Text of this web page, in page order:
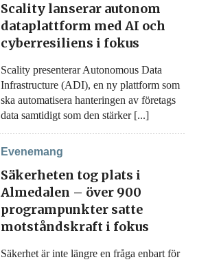
Scality lanserar autonom
dataplattform med AI och
cyberresiliens i fokus
Scality presenterar Autonomous Data
Infrastructure (ADI), en ny plattform som
ska automatisera hanteringen av företags
data samtidigt som den stärker [...]
Evenemang
Säkerheten tog plats i
Almedalen – över 900
programpunkter satte
motståndskraft i fokus
Säkerhet är inte längre en fråga enbart för